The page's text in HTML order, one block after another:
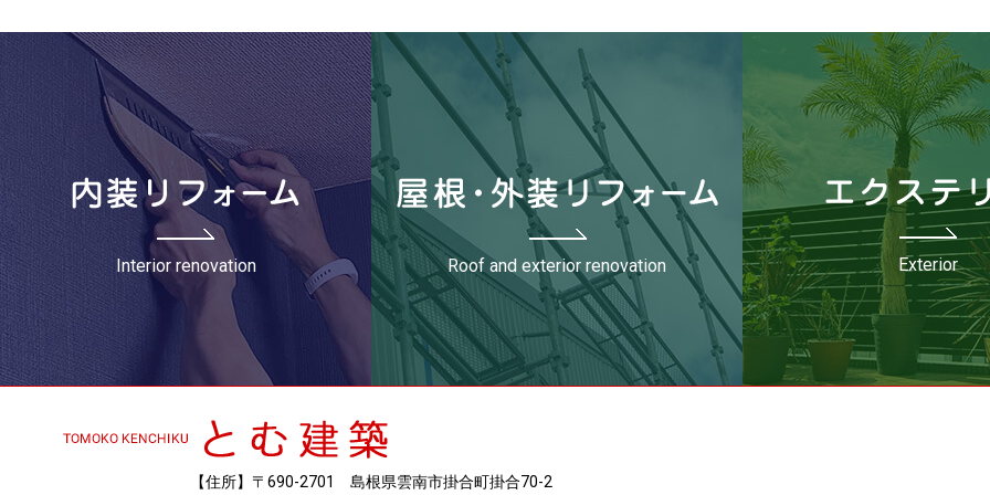
Interior renovation Roof and exterior renovation Exterior
【住所】〒690-2701 島根県雲南市掛合町掛合70-2